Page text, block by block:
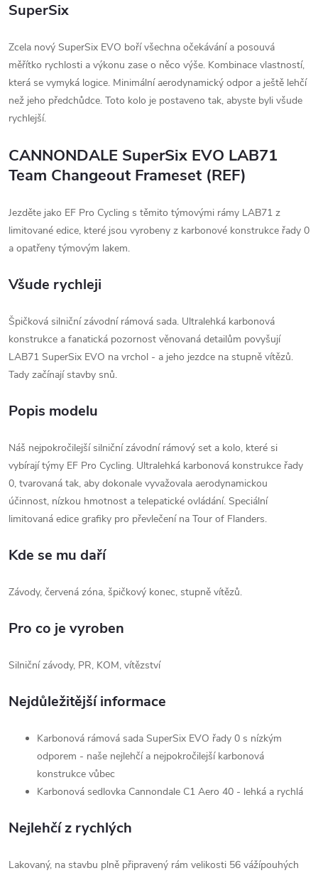
SuperSix
Zcela nový SuperSix EVO boří všechna očekávání a posouvá
měřítko rychlosti a výkonu zase o něco výše. Kombinace vlastností,
která se vymyká logice. Minimální aerodynamický odpor a ještě lehčí
než jeho předchůdce. Toto kolo je postaveno tak, abyste byli všude
rychlejší.
CANNONDALE SuperSix EVO LAB71
Team Changeout Frameset (REF)
Jezděte jako EF Pro Cycling s těmito týmovými rámy LAB71 z
limitované edice, které jsou vyrobeny z karbonové konstrukce řady 0
a opatřeny týmovým lakem.
Všude rychleji
Špičková silniční závodní rámová sada. Ultralehká karbonová
konstrukce a fanatická pozornost věnovaná detailům povyšují
LAB71 SuperSix EVO na vrchol - a jeho jezdce na stupně vítězů.
Tady začínají stavby snů.
Popis modelu
Náš nejpokročilejší silniční závodní rámový set a kolo, které si
vybírají týmy EF Pro Cycling. Ultralehká karbonová konstrukce řady
0, tvarovaná tak, aby dokonale vyvažovala aerodynamickou
účinnost, nízkou hmotnost a telepatické ovládání. Speciální
limitovaná edice grafiky pro převlečení na Tour of Flanders.
Kde se mu daří
Závody, červená zóna, špičkový konec, stupně vítězů.
Pro co je vyroben
Silniční závody, PR, KOM, vítězství
Nejdůležitější informace
Karbonová rámová sada SuperSix EVO řady 0 s nízkým
odporem - naše nejlehčí a nejpokročilejší karbonová
konstrukce vůbec
Karbonová sedlovka Cannondale C1 Aero 40 - lehká a rychlá
Nejlehčí z rychlých
Lakovaný, na stavbu plně připravený rám velikosti 56 vážípouhých